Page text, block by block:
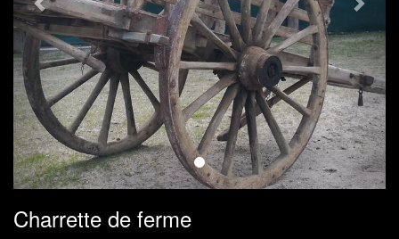
Charrette de ferme